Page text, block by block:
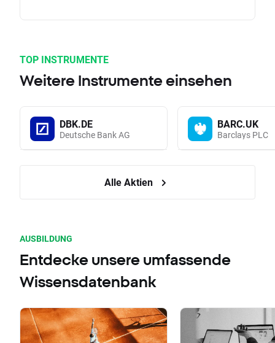
TOP INSTRUMENTE
Weitere Instrumente einsehen
DBK.DE
Deutsche Bank AG
BARC.UK
Barclays PLC
Alle Aktien
AUSBILDUNG
Entdecke unsere umfassende
Wissensdatenbank